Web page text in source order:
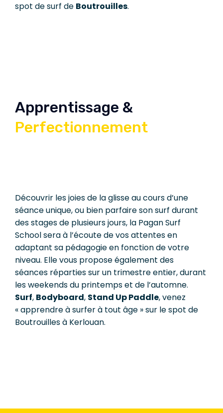
spot de surf de Boutrouilles.
Apprentissage &
Perfectionnement
Découvrir les joies de la glisse au cours d’une
séance unique, ou bien parfaire son surf durant
des stages de plusieurs jours, la Pagan Surf
School sera à l’écoute de vos attentes en
adaptant sa pédagogie en fonction de votre
niveau. Elle vous propose également des
séances réparties sur un trimestre entier, durant
les weekends du printemps et de l’automne.
Surf, Bodyboard, Stand Up Paddle, venez
« apprendre à surfer à tout âge » sur le spot de
Boutrouilles à Kerlouan.